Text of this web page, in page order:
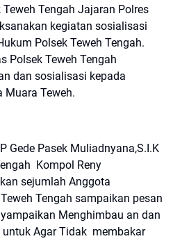
Tengah Jajaran Polres
kegiatan sosialisasi
Polsek Teweh Tengah.
Polsek Teweh Tengah
dan sosialisasi kepada
Muara Teweh.
Gede Pasek Muliadnyana,S.I.K
Kompol Reny
sejumlah Anggota
Tengah sampaikan pesan
Menghimbau an dan
Agar Tidak membakar